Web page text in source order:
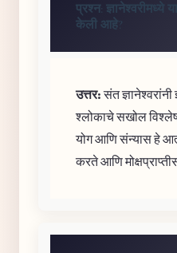
प्रश्न: ज्ञानेश्वरीमध्ये
केली आहे?
उत्तर:संत ज्ञानेश्वरांनी
श्लोकाचे सखोल
योग आणि संन्यास हे
करते आणि